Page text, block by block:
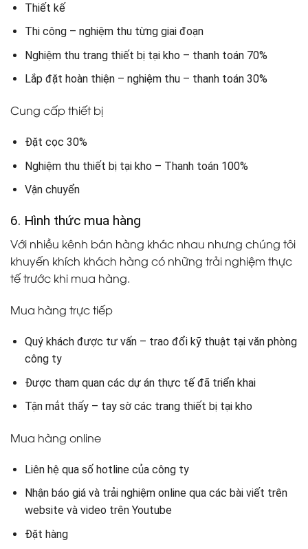
Thiết kế
Thi công – nghiệm thu từng giai đoạn
Nghiệm thu trang thiết bị tại kho – thanh toán 70%
Lắp đặt hoàn thiện – nghiệm thu – thanh toán 30%
Cung cấp thiết bị
Đặt cọc 30%
Nghiệm thu thiết bị tại kho – Thanh toán 100%
Vận chuyển
6. Hình thức mua hàng
Với nhiều kênh bán hàng khác nhau nhưng chúng tôi
khuyến khích khách hàng có những trải nghiệm thực
tế trước khi mua hàng.
Mua hàng trực tiếp
Quý khách được tư vấn – trao đổi kỹ thuật tại văn phòng
công ty
Được tham quan các dự án thực tế đã triển khai
Tận mắt thấy – tay sờ các trang thiết bị tại kho
Mua hàng online
Liên hệ qua số hotline của công ty
Nhận báo giá và trải nghiệm online qua các bài viết trên
website và video trên Youtube
Đặt hàng